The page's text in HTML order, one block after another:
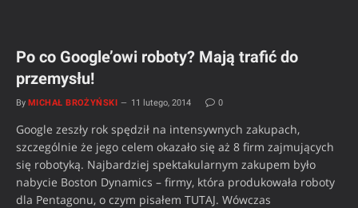
Po co Google’owi roboty? Mają trafić do
przemysłu!
By MICHAŁ BROŻYŃSKI 11 lutego, 2014 0
Google zeszły rok spędził na intensywnych zakupach,
szczególnie że jego celem okazało się aż 8 firm zajmujących
się robotyką. Najbardziej spektakularnym zakupem było
nabycie Boston Dynamics – firmy, która produkowała roboty
dla Pentagonu, o czym pisałem TUTAJ. Wówczas